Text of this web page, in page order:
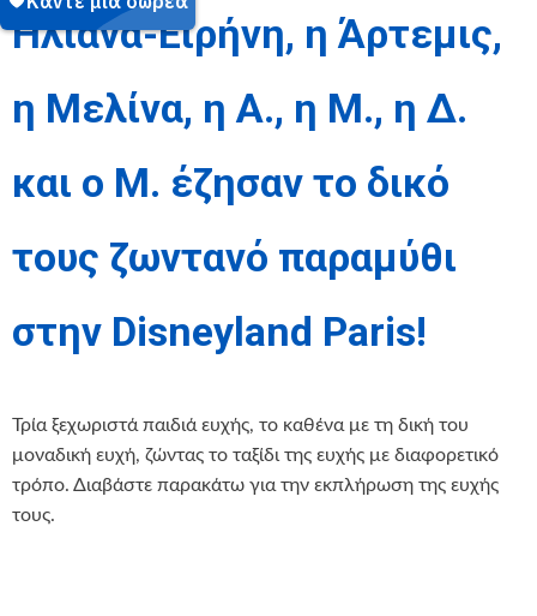
Ηλιάνα-Ειρήνη, η Άρτεμις,
η Μελίνα, η Α., η Μ., η Δ.
και ο Μ. έζησαν το δικό
τους ζωντανό παραμύθι
στην Disneyland Paris!
Τρία ξεχωριστά παιδιά ευχής, το καθένα με τη δική του
μοναδική ευχή, ζώντας το ταξίδι της ευχής με διαφορετικό
τρόπο. Διαβάστε παρακάτω για την εκπλήρωση της ευχής
τους.